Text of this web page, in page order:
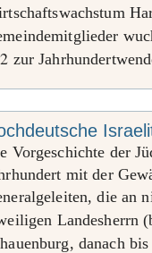
zur
Vorgeschichte der
mit der
die an
Landesherrn
danach